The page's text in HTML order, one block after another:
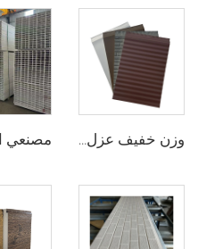
وزن خفيف عزل داخلي وخارجي لوحة رغوة بولي يوريثين عازلة للجدار اللوحات pu